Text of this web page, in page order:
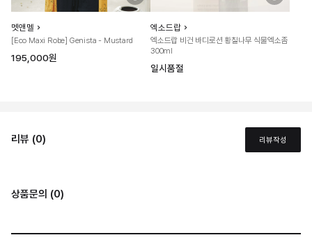
멧앤멜
[Eco Maxi Robe] Genista - Mustard
195,000원
엑소드랍
엑소드랍 비건 바디로션 황칠나무 식물엑소좀
300ml
일시품절
리뷰 (0) 리뷰작성
상품문의 (0)